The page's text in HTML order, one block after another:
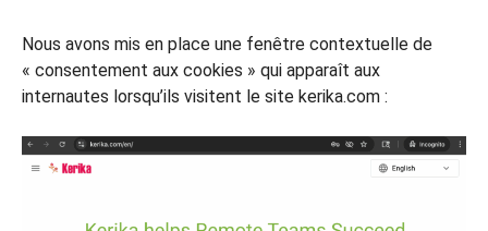
Nous avons mis en place une fenêtre contextuelle de
« consentement aux cookies » qui apparaît aux
internautes lorsqu’ils visitent le site kerika.com :